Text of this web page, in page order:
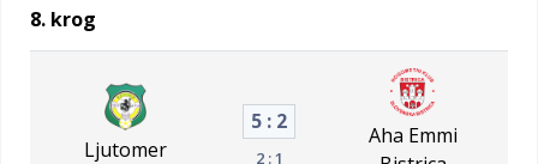
8. krog
Ljutomer
5 : 2
2 : 1
Aha Emmi